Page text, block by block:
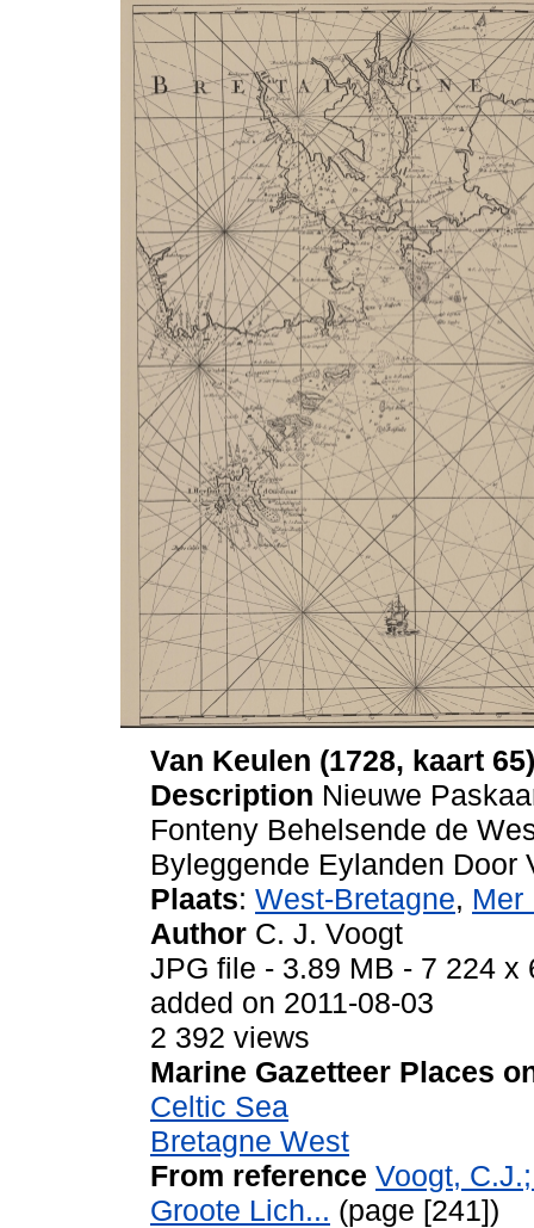
Van Keulen (1728, kaart 65)
Description Nieuwe
Fonteny Behelsende de
Byleggende Eylanden Door
Plaats: West-Bretagne, Mer
Author C. J. Voogt
JPG file - 3.89 MB - 7 224 x
added on 2011-08-03
2 392 views
Marine Gazetteer Places
Celtic Sea
Bretagne West
From reference Voogt,
Groote Lich... (page [241])